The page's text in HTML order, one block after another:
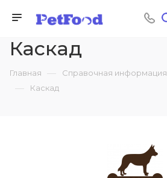
Каскад
Главная — Справочная информация
— Каскад